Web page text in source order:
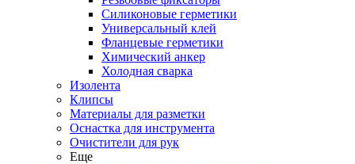
Силиконовые герметики
Универсальный клей
Фланцевые герметики
Химический анкер
Холодная сварка
Изолента
Клипсы
Материалы для разметки
Оснастка для инструмента
Очистители для рук
Еще